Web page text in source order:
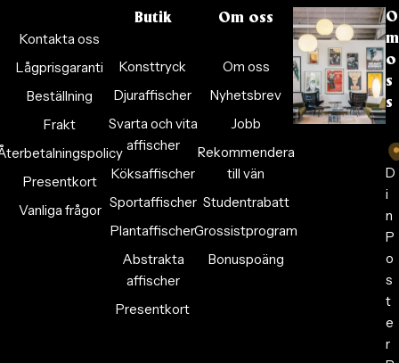
Kontakta oss
Lågprisgaranti
Beställning
Frakt
Presentkort
Vanliga frågor
Butik
Konsttryck
Djuraffischer
Svarta och vita
affischer
Köksaffischer
Sportaffischer
Plantaffischer
Abstrakta
affischer
Presentkort
Om oss
Om oss
Nyhetsbrev
Jobb
Rekommendera
till vän
Studentrabatt
Grossistprogram
Bonuspoäng
O
m
o
s
s
D
i
n
P
o
s
t
e
r